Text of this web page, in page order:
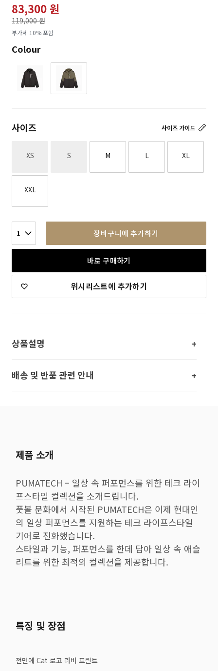
83,300 원
119,000 원
로
부가세 10% 포함
Colour
사이즈 가이드
사이즈
XS재고없음 S재고없음 M L XL
XXL
1 장바구니에 추가하기
바로 구매하기
위시리스트에 추가하기
상품설명
배송 및 반품 관련 안내
제품 소개
PUMATECH – 일상 속 퍼포먼스를 위한 테크 라이
프스타일 컬렉션을 소개드립니다.
풋볼 문화에서 시작된 PUMATECH은 이제 현대인
의 일상 퍼포먼스를 지원하는 테크 라이프스타일
기어로 진화했습니다.
스타일과 기능, 퍼포먼스를 한데 담아 일상 속 애슬
리트를 위한 최적의 컬렉션을 제공합니다.
특징 및 장점
전면에 Cat 로고 러버 프린트